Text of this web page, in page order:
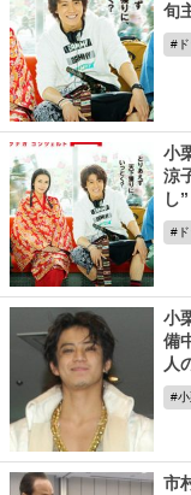
旬
小
涼
し
小
備
人
市